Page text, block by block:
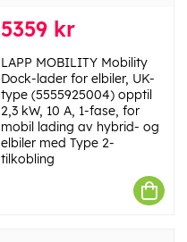
5359 kr
LAPP MOBILITY Mobility
Dock-lader for elbiler, UK-
type (5555925004) opptil
2,3 kW, 10 A, 1-fase, for
mobil lading av hybrid- og
elbiler med Type 2-
tilkobling